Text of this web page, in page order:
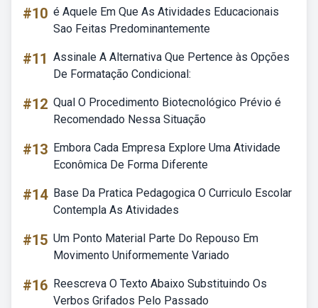
#10 é Aquele Em Que As Atividades Educacionais
Sao Feitas Predominantemente
#11 Assinale A Alternativa Que Pertence às Opções
De Formatação Condicional:
#12 Qual O Procedimento Biotecnológico Prévio é
Recomendado Nessa Situação
#13 Embora Cada Empresa Explore Uma Atividade
Econômica De Forma Diferente
#14 Base Da Pratica Pedagogica O Curriculo Escolar
Contempla As Atividades
#15 Um Ponto Material Parte Do Repouso Em
Movimento Uniformemente Variado
#16 Reescreva O Texto Abaixo Substituindo Os
Verbos Grifados Pelo Passado